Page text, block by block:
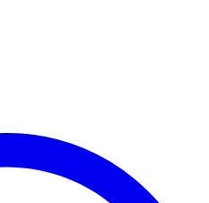
sua experiência, analisar o
Pode escolher quais